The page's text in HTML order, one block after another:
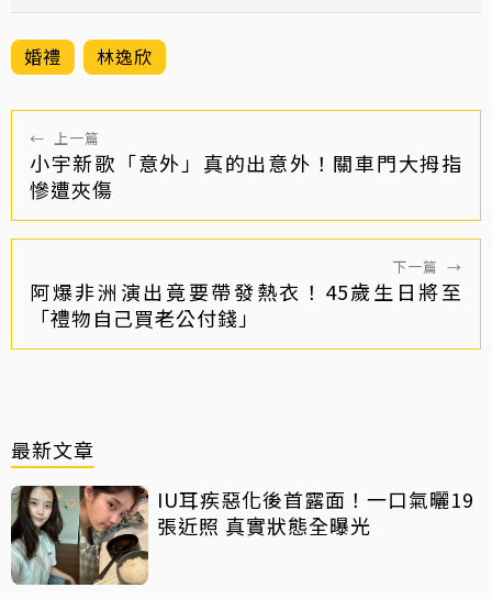
婚禮 林逸欣
← 上一篇
小宇新歌「意外」真的出意外！關車門大拇指
慘遭夾傷
下一篇 →
阿爆非洲演出竟要帶發熱衣！45歲生日將至
「禮物自己買老公付錢」
最新文章
IU耳疾惡化後首露面！一口氣曬19
張近照 真實狀態全曝光